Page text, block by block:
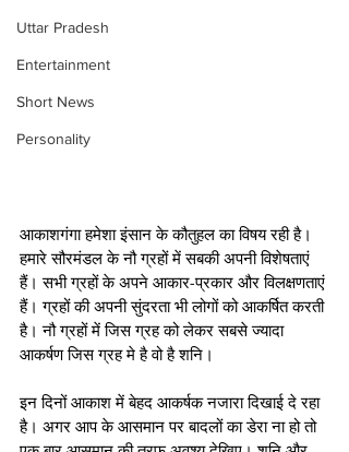
Uttar Pradesh
Entertainment
Short News
Personality
आकाशगंगा हमेशा इंसान के कौतुहल का विषय रही है।
हमारे सौरमंडल के नौ ग्रहों में सबकी अपनी विशेषताएं
हैं। सभी ग्रहों के अपने आकार-प्रकार और विलक्षणताएं
हैं। ग्रहों की अपनी सुंदरता भी लोगों को आकर्षित करती
है। नौ ग्रहों में जिस ग्रह को लेकर सबसे ज्यादा
आकर्षण जिस ग्रह मे है वो है शनि।
इन दिनों आकाश में बेहद आकर्षक नजारा दिखाई दे रहा
है। अगर आप के आसमान पर बादलों का डेरा ना हो तो